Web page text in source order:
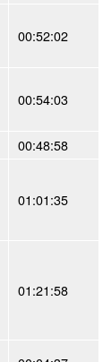
00:52:02
00:54:03
00:48:58
01:01:35
01:21:58